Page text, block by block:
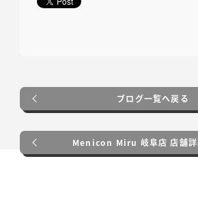
ブログ一覧へ戻る
Menicon Miru 岐阜店 店舗詳